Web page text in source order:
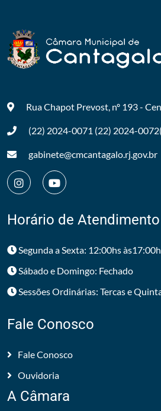
Rua Chapot Prevost, nº 193 -
(22) 2024-0071 (22) 2024-0072
gabinete@cmcantagalo.rj.gov.br
Horário de Atendimento
Segunda a Sexta: 12:00hs
Sábado e Domingo: Fechado
Sessões Ordinárias: Tercas e
Fale Conosco
Fale Conosco
Ouvidoria
A Câmara